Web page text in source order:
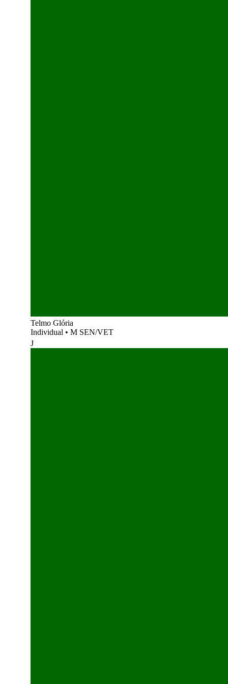
Telmo Glória
Individual • M SEN/VET
J